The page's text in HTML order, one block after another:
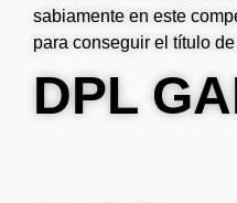
sabiamente en este
para conseguir el título
DPL